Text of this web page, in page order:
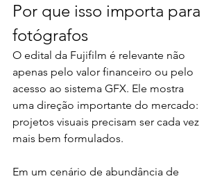
Por que isso importa para
fotógrafos
O edital da Fujifilm é relevante não
apenas pelo valor financeiro ou pelo
acesso ao sistema GFX. Ele mostra
uma direção importante do mercado:
projetos visuais precisam ser cada vez
mais bem formulados.
Em um cenário de abundância de